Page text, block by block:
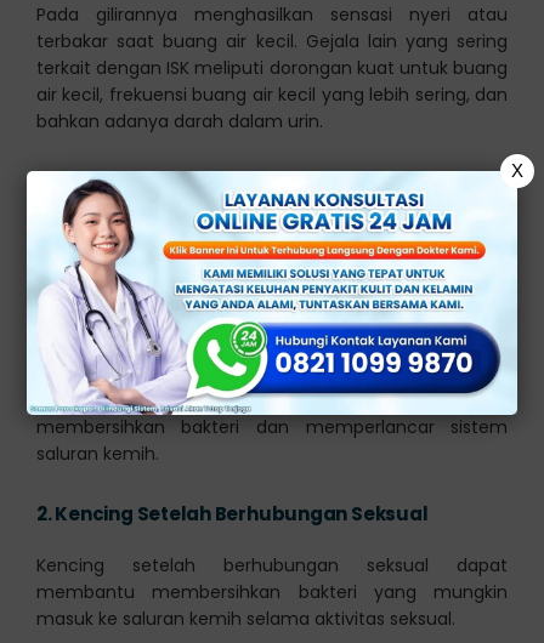
Pada gilirannya menghasilkan sensasi nyeri atau
terbakar saat buang air kecil. Gejala lain yang sering
terkait dengan ISK meliputi dorongan kuat untuk buang
air kecil, frekuensi buang air kecil yang lebih sering, dan
bahkan adanya darah dalam urin.
Anyang-anyangan, atau disuria, adalah istilah medis
untuk menggambarkan sensasi terbakar atau nyeri
saat buang air kecil. Berikut adalah beberapa langkah
yang mungkin membantu mengurangi anyang-
anyangan:
Minum Air Putih
Menjaga tubuh tetap terhidrasi dapat membantu
membersihkan bakteri dan memperlancar sistem
saluran kemih.
2.Kencing Setelah Berhubungan Seksual
Kencing setelah berhubungan seksual dapat
membantu membersihkan bakteri yang mungkin
masuk ke saluran kemih selama aktivitas seksual.
X